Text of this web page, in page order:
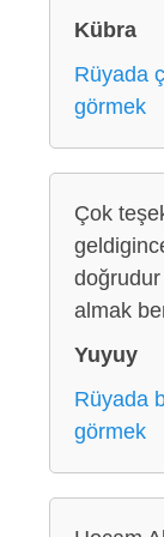
Kübra
Rüyada
görmek
Çok
doğrudur
almak
Yuyuy
Rüyada
görmek